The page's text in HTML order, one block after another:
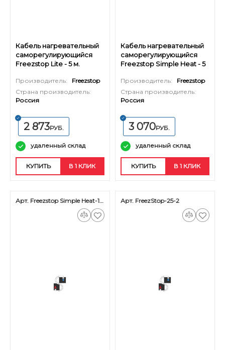
Кабель нагревательный
саморегулирующийся
Freezstop Lite - 5 м.
Производитель:
Freezstop
Страна производитель:
Россия
2 873РУБ.
удаленный склад
КУПИТЬ В 1 КЛИК
Кабель нагревательный
саморегулирующийся
Freezstop Simple Heat - 5
Производитель:
Freezstop
Страна производитель:
Россия
3 070РУБ.
удаленный склад
КУПИТЬ В 1 КЛИК
Арт. Freezstop Simple Heat-18-7,5 Арт. FreezStop-25-2